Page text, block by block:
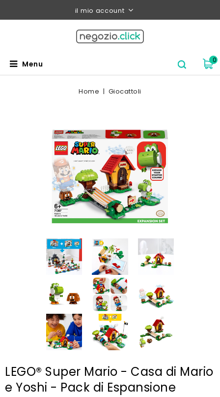
il mio account
0
Menu
Home Giocattoli
LEGO® Super Mario - Casa di Mario
e Yoshi - Pack di Espansione